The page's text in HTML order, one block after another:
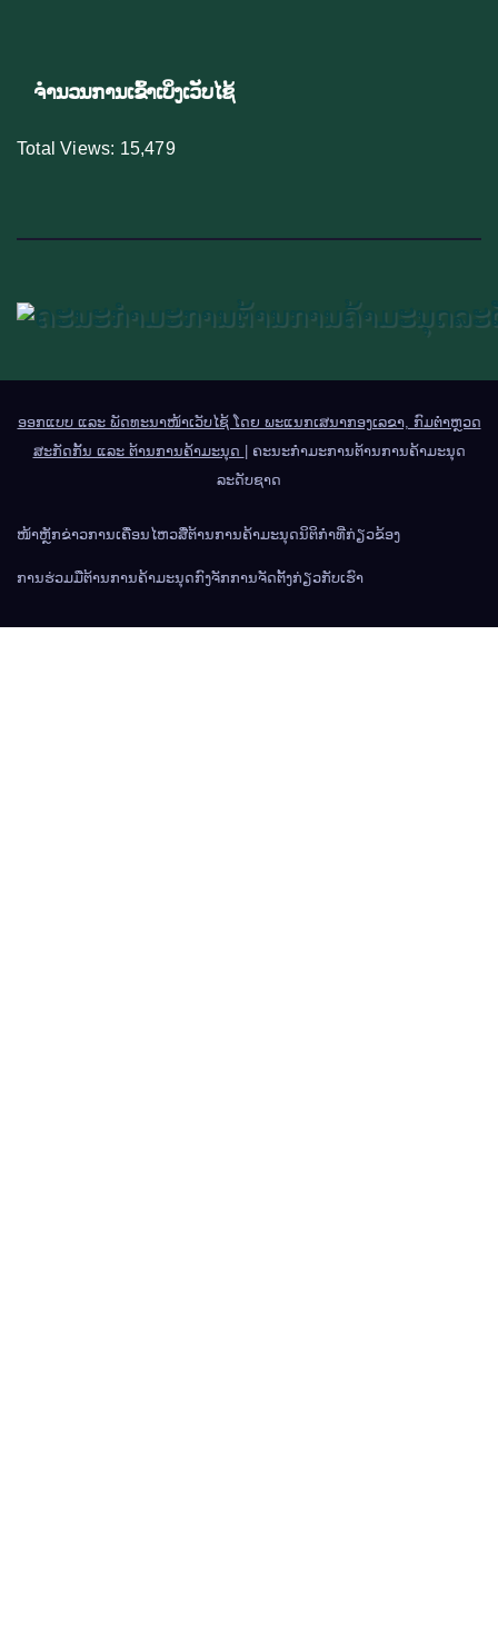
ຈຳນວນການເຂົ້າເບິ່ງເວັບໄຊ້
Total Views: 15,479
ອອກແບບ ແລະ ພັດທະນາໜ້າເວັບໄຊ້ ໂດຍ ພະແນກເສນາກອງເລຂາ, ກົມຕຳຫຼວດ
ສະກັດກັ້ນ ແລະ ຕ້ານການຄ້າມະນຸດ
ຄະນະກຳມະການຕ້ານການຄ້າມະນຸດ
ລະດັບຊາດ
ໜ້າຫຼັກຂ່າວການເຄື່ອນໄຫວສື່ຕ້ານການຄ້າມະນຸດນິຕິກຳທີ່ກ່ຽວຂ້ອງ
ການຮ່ວມມືຕ້ານການຄ້າມະນຸດກົງຈັກການຈັດຕັ້ງກ່ຽວກັບເຮົາ